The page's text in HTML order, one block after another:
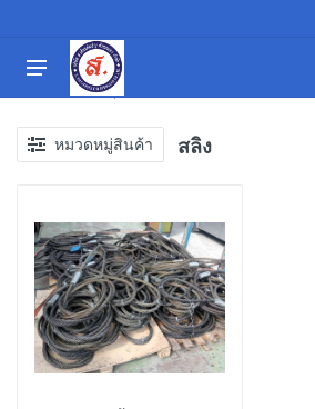
อุปกรณ์เซฟตี้
หมวดหมู่สินค้า สลิง